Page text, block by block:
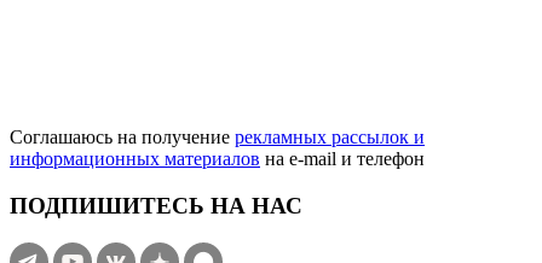
Соглашаюсь на получение рекламных рассылок и
информационных материалов на e‑mail и телефон
ПОДПИШИТЕСЬ НА НАС